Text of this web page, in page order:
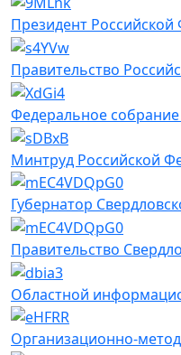
Президент
Правительство
Федеральное
Минтруд Российской
Губернатор
Правительство
Областной
Организационно-